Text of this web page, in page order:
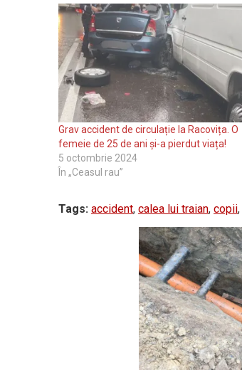
Grav accident de circulație la Racovița. O
femeie de 25 de ani și-a pierdut viața!
5 octombrie 2024
În „Ceasul rau”
Tags: accident, calea lui traian, copii,